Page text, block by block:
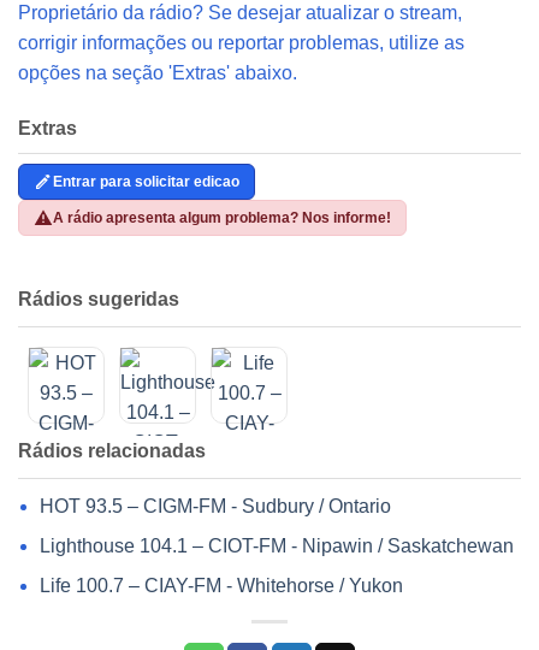
Proprietário da rádio? Se desejar atualizar o stream,
corrigir informações ou reportar problemas, utilize as
opções na seção 'Extras' abaixo.
Extras
Entrar para solicitar edicao
A rádio apresenta algum problema? Nos informe!
Rádios sugeridas
Rádios relacionadas
HOT 93.5 – CIGM-FM - Sudbury / Ontario
Lighthouse 104.1 – CIOT-FM - Nipawin / Saskatchewan
Life 100.7 – CIAY-FM - Whitehorse / Yukon